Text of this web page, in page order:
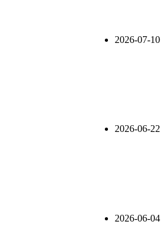
2026-07-10
2026-06-22
2026-06-04